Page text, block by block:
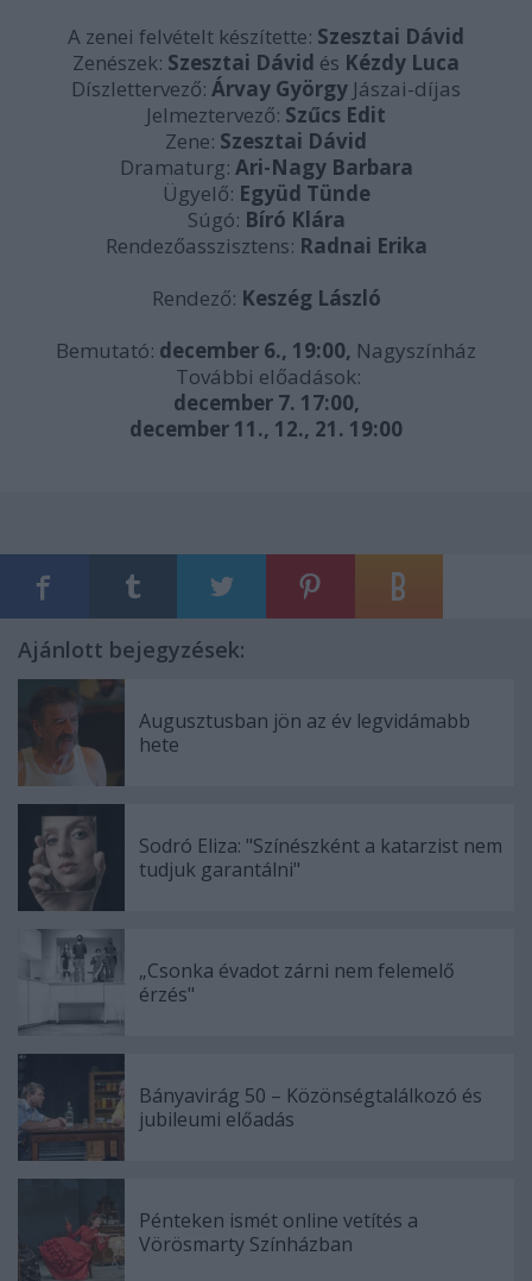
A zenei felvételt készítette: Szesztai Dávid
Zenészek: Szesztai Dávid és Kézdy Luca
Díszlettervező: Árvay György Jászai-díjas
Jelmeztervező: Szűcs Edit
Zene: Szesztai Dávid
Dramaturg: Ari-Nagy Barbara
Ügyelő: Együd Tünde
Súgó: Bíró Klára
Rendezőasszisztens: Radnai Erika
Rendező: Keszég László
Bemutató: december 6., 19:00, Nagyszínház
További előadások:
december 7. 17:00,
december 11., 12., 21. 19:00
Ajánlott bejegyzések:
Augusztusban jön az év legvidámabb
hete
Sodró Eliza: "Színészként a katarzist nem
tudjuk garantálni"
„Csonka évadot zárni nem felemelő
érzés"
Bányavirág 50 – Közönségtalálkozó és
jubileumi előadás
Pénteken ismét online vetítés a
Vörösmarty Színházban